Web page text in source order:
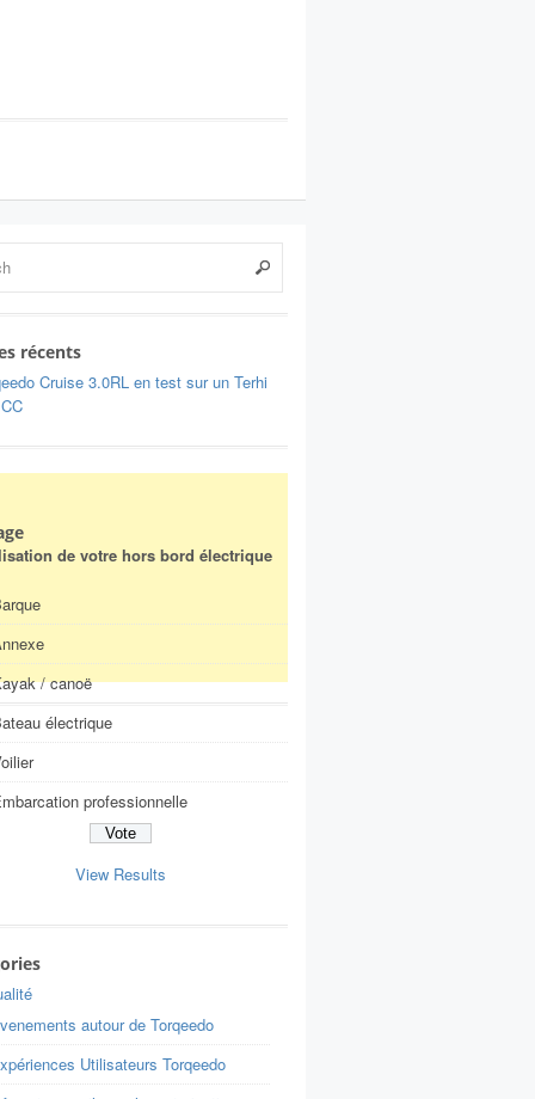
récents
Cruise 3.0RL en test sur un Terhi
de votre hors bord électrique
/ canoë
électrique
professionnelle
View Results
autour de Torqeedo
Utilisateurs Torqeedo